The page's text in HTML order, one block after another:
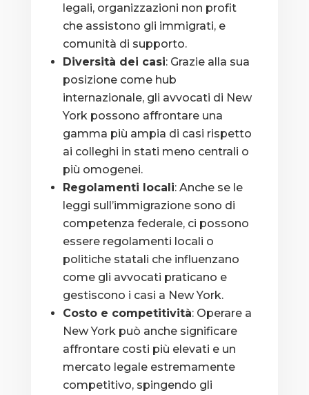
legali, organizzazioni non profit
che assistono gli immigrati, e
comunità di supporto.
Diversità dei casi: Grazie alla sua
posizione come hub
internazionale, gli avvocati di New
York possono affrontare una
gamma più ampia di casi rispetto
ai colleghi in stati meno centrali o
più omogenei.
Regolamenti locali: Anche se le
leggi sull’immigrazione sono di
competenza federale, ci possono
essere regolamenti locali o
politiche statali che influenzano
come gli avvocati praticano e
gestiscono i casi a New York.
Costo e competitività: Operare a
New York può anche significare
affrontare costi più elevati e un
mercato legale estremamente
competitivo, spingendo gli